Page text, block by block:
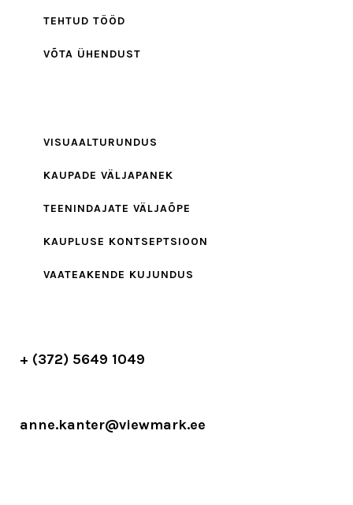
TEHTUD TÖÖD
VÕTA ÜHENDUST
VISUAALTURUNDUS
KAUPADE VÄLJAPANEK
TEENINDAJATE VÄLJAÕPE
KAUPLUSE KONTSEPTSIOON
VAATEAKENDE KUJUNDUS
+ (372) 5649 1049
anne.kanter@viewmark.ee